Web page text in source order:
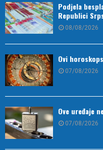
Podjela
Republici
08/08/2026
Ovi
07/08/2026
Ove uređaje
07/08/2026